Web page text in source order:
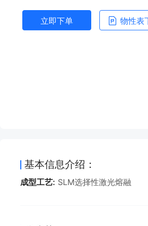
立即下单 物性表
基本信息介绍：
成型工艺: SLM选择性激光熔融